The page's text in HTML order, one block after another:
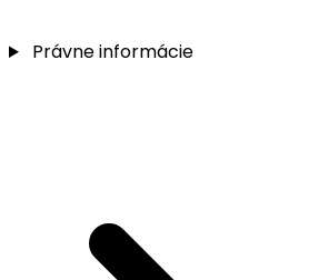
Právne informácie